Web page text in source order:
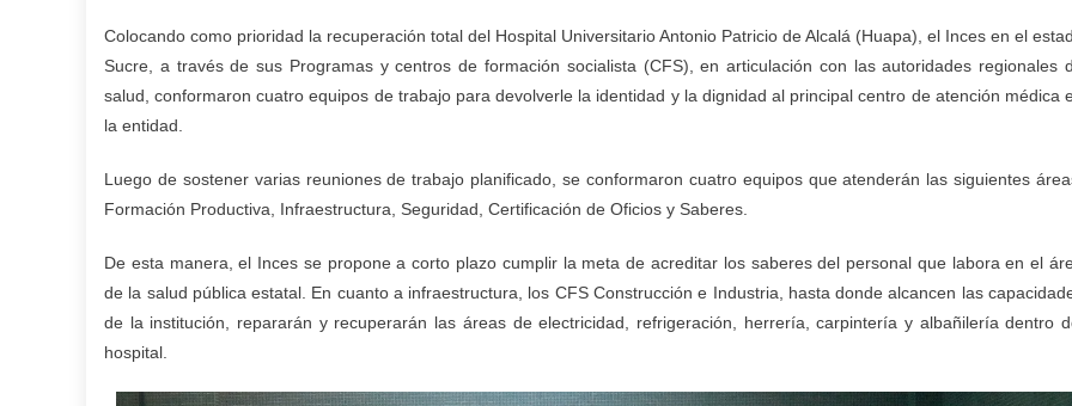
Colocando como prioridad la recuperación total del Hospital Universitario Antonio Patricio de Alcalá (Huapa), el Inces en el
Sucre, a través de sus Programas y centros de formación socialista (CFS), en articulación con las autoridades regionales
salud, conformaron cuatro equipos de trabajo para devolverle la identidad y la dignidad al principal centro de atención médica
la entidad.
Luego de sostener varias reuniones de trabajo planificado, se conformaron cuatro equipos que atenderán las siguientes
Formación Productiva, Infraestructura, Seguridad, Certificación de Oficios y Saberes.
De esta manera, el Inces se propone a corto plazo cumplir la meta de acreditar los saberes del personal que labora en el
de la salud pública estatal. En cuanto a infraestructura, los CFS Construcción e Industria, hasta donde alcancen las
de la institución, repararán y recuperarán las áreas de electricidad, refrigeración, herrería, carpintería y albañilería dentro
hospital.